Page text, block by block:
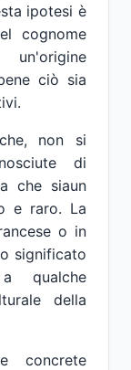
ipotesi è
cognome
ciò sia
non si
di
che siaun
e raro. La
o in
significato
qualche
della
concrete